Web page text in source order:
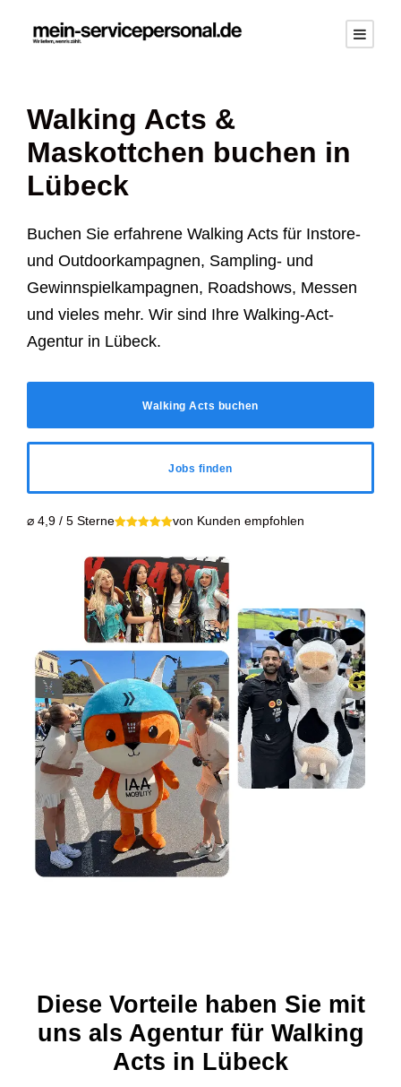
Walking Acts &
Maskottchen buchen in
Lübeck
Buchen Sie erfahrene Walking Acts für Instore-
und Outdoorkampagnen, Sampling- und
Gewinnspielkampagnen, Roadshows, Messen
und vieles mehr. Wir sind Ihre Walking-Act-
Agentur in Lübeck.
Walking Acts buchen
Jobs finden
⌀ 4,9 / 5 Sterne von Kunden empfohlen
Diese Vorteile haben Sie mit
uns als Agentur für Walking
Acts in Lübeck